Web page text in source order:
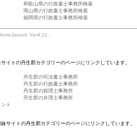
和歌山県の行政書士事務所検索
岡山県の行政書士事務所検索
福岡県の行政書士事務所検索
Yomi-Search Ver4.21 -
イトの丹生郡カテゴリーのページにリンクしています。
丹生郡の司法書士事務所
丹生郡の行政書士事務所
丹生郡の税理士事務所
丹生郡の弁理士事務所
ト
サイトの丹生郡カテゴリーのページにリンクしています。